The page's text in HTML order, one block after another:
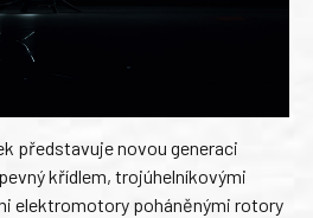
představuje novou generaci
křídlem, trojúhelníkovými
elektromotory poháněnými rotory